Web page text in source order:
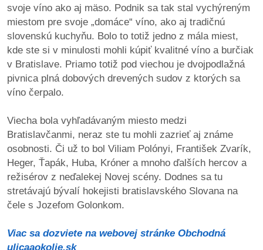
dobrá
prax
práca
odkazy
z
médií
videá
vychádzky
knihy
svoje víno ako aj mäso. Podnik sa tak stal vychýreným
miestom pre svoje „domáce“ víno, ako aj tradičnú
slovenskú kuchyňu. Bolo to totiž jedno z mála miest,
kde ste si v minulosti mohli kúpiť kvalitné víno a burčiak
v Bratislave. Priamo totiž pod viechou je dvojpodlažná
pivnica plná dobových drevených sudov z ktorých sa
víno čerpalo.
Viecha bola vyhľadávaným miesto medzi
Bratislavčanmi, neraz ste tu mohli zazrieť aj známe
osobnosti. Či už to bol Viliam Polónyi, František Zvarík,
Heger, Ťapák, Huba, Króner a mnoho ďalších hercov a
režisérov z neďalekej Novej scény. Dodnes sa tu
stretávajú bývalí hokejisti bratislavského Slovana na
čele s Jozefom Golonkom.
Viac sa dozviete na webovej stránke Obchodná
ulicaaokolie.sk